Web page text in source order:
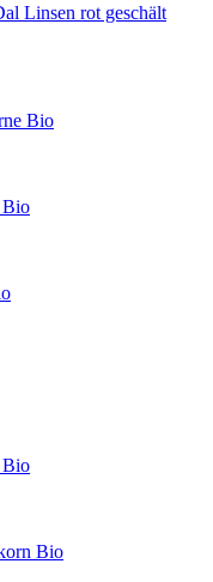
Linsen rot geschält
Bio
Bio
Bio
Bio